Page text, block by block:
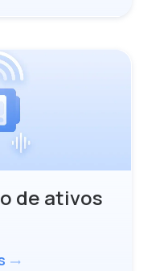
de ativos
trending_flat